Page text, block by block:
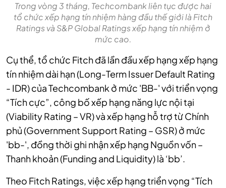
Trong vòng 3 tháng, Techcombank liên tục được hai
tổ chức xếp hạng tín nhiệm hàng đầu thế giới là Fitch
Ratings và S&P Global Ratings xếp hạng tín nhiệm ở
mức cao.
Cụ thể, tổ chức Fitch đã lần đầu xếp hạng xếp hạng
tín nhiệm dài hạn (Long-Term Issuer Default Rating
- IDR) của Techcombank ở mức 'BB-' với triển vọng
“Tích cực”, công bố xếp hạng năng lực nội tại
(Viability Rating – VR) và xếp hạng hỗ trợ từ Chính
phủ (Government Support Rating – GSR) ở mức
'bb-', đồng thời ghi nhận xếp hạng Nguồn vốn –
Thanh khoản (Funding and Liquidity) là ‘bb’.
Theo Fitch Ratings, việc xếp hạng triển vọng “Tích